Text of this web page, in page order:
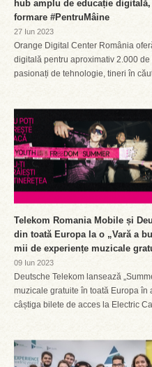
hub amplu de educație
formare #PentruMâine
27 Iun 2023
Orange Digital Center România
digitală pentru aproximativ 2.000
pasionați de tehnologie, tineri în
Telekom Romania Mobile și
din toată Europa la o „Vară a
mii de experiențe muzicale
09 Iun 2023
Deutsche Telekom lansează
muzicale gratuite în toată Europa
câștiga bilete de acces la Electric